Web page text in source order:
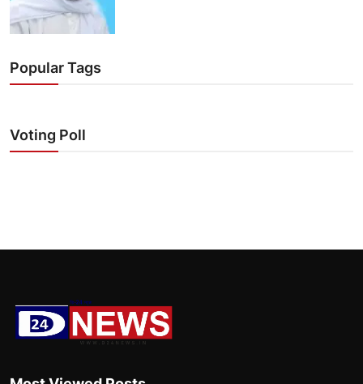
Popular Tags
Voting Poll